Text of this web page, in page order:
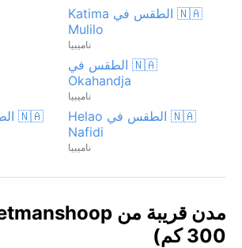
🇳🇦 الطقس في Katima
Mulilo
ناميبيا
🇳🇦 الطقس في
Okahandja
ناميبيا
🇳🇦 الطقس في Helao
Nafidi
ناميبيا
🇳🇦 الطقس في Tsumeb
300 كم)